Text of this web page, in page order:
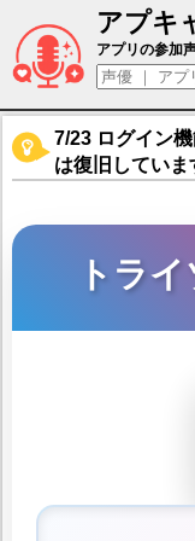
アプキ
トライゾ
アプリの参加
7/23 ログイン
は復旧していま
トラ